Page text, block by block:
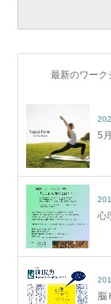
最新のワーク
5
心
脳